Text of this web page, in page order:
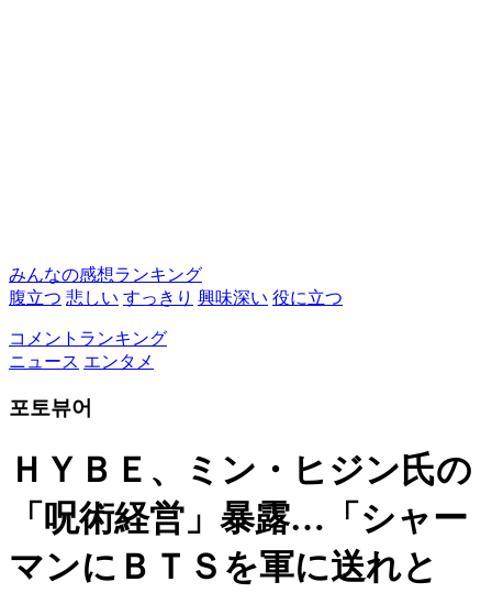
みんなの感想ランキング
腹立つ 悲しい すっきり 興味深い 役に立つ
コメントランキング
ニュース エンタメ
포토뷰어
ＨＹＢＥ、ミン・ヒジン氏の
「呪術経営」暴露…「シャー
マンにＢＴＳを軍に送れと